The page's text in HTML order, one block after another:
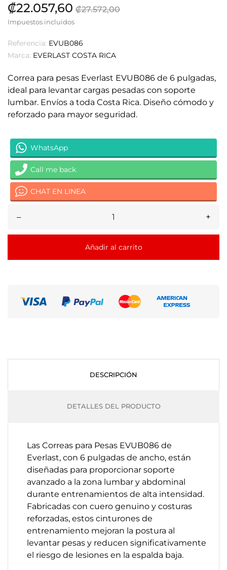
₡22.057,60 ₡27.572,00
Impuestos incluidos
Referencia: EVUB086
Marca: EVERLAST COSTA RICA
Correa para pesas Everlast EVUB086 de 6 pulgadas,
ideal para levantar cargas pesadas con soporte
lumbar. Envíos a toda Costa Rica. Diseño cómodo y
reforzado para mayor seguridad.
WhatsApp
Call me back
CHAT EN LINEA
– +
Añadir al carrito
DESCRIPCIÓN
DETALLES DEL PRODUCTO
Las Correas para Pesas EVUB086 de
Everlast, con 6 pulgadas de ancho, están
diseñadas para proporcionar soporte
avanzado a la zona lumbar y abdominal
durante entrenamientos de alta intensidad.
Fabricadas con cuero genuino y costuras
reforzadas, estos cinturones de
entrenamiento mejoran la postura al
levantar pesas y reducen significativamente
el riesgo de lesiones en la espalda baja.